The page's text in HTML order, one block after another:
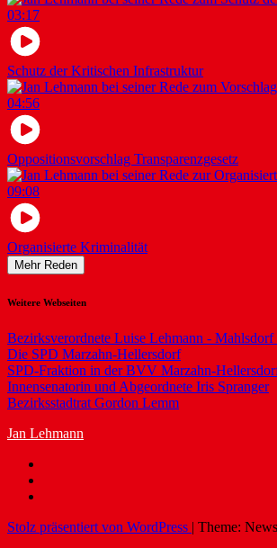
03:17
Schutz der Kritischen Infrastruktur
04:56
Oppositionsvorschlag Transparenzgesetz
09:08
Organisierte Kriminalität
Mehr Reden
Weitere Webseiten
Bezirksverordnete Luise Lehmann - Mahlsdorf
Die SPD Marzahn-Hellersdorf
SPD-Fraktion in der BVV Marzahn-
Innensenatorin und Abgeordnete Iris Spranger
Bezirksstadtrat Gordon Lemm
Jan Lehmann
Stolz präsentiert von WordPress | Theme: